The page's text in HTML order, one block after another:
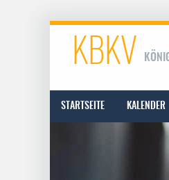
KBKV
STARTSEITE KALENDER